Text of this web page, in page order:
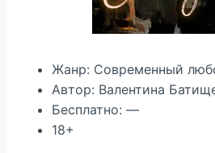
Жанр: Современный
Автор: Валентина
Бесплатно: —
18+